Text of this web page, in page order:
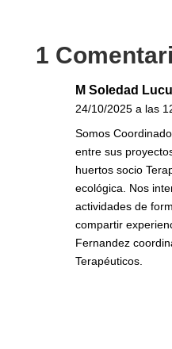
1
M Soledad
24/10/2025 a las
Somos
entre sus
huertos socio
ecológica. Nos
actividades de
compartir
Fernandez
Terapéuticos.